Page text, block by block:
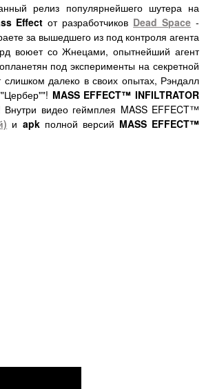
релиз популярнейшего шутера на
Effect от разработчиков Dead Space -
за вышедшего из под контроля агента
воюет со Жнецами, опытнейший агент
под эксперименты на секретной
слишком далеко в своих опытах, Рэндалл
MASS EFFECT™ INFILTRATOR
видео геймплея MASS EFFECT™
и apkполной версий MASS EFFECT™